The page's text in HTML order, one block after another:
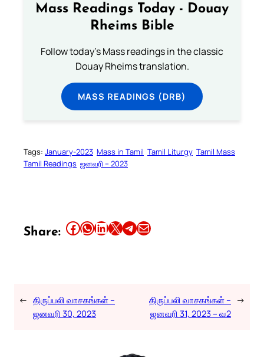
Mass Readings Today - Douay
Rheims Bible
Follow today's Mass readings in the classic
Douay Rheims translation.
MASS READINGS (DRB)
Tags: January-2023 Mass in Tamil Tamil Liturgy Tamil Mass
Tamil Readings ஜனவரி – 2023
Share: Share this article on Facebook Share this article on WhatsApp Share this article on LinkedIn Share this article on X Share this article on TelegramEmail this Article
← திருப்பலி வாசகங்கள் –
ஜனவரி 30, 2023
திருப்பலி வாசகங்கள் –
ஜனவரி 31, 2023 – வ2
→